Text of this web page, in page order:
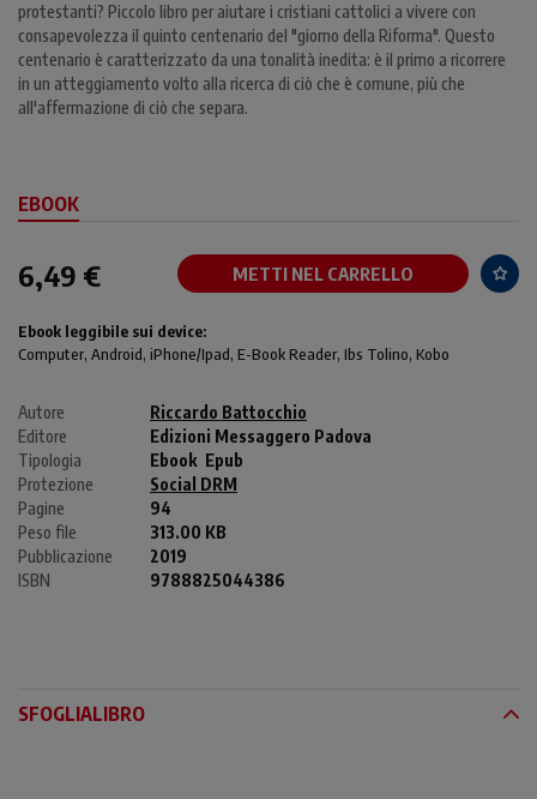
protestanti? Piccolo libro per aiutare i cristiani cattolici a vivere con
consapevolezza il quinto centenario del "giorno della Riforma". Questo
centenario è caratterizzato da una tonalità inedita: è il primo a ricorrere
in un atteggiamento volto alla ricerca di ciò che è comune, più che
all'affermazione di ciò che separa.
EBOOK
6,49 € METTI NEL CARRELLO
Ebook leggibile sui device:
Computer, Android, iPhone/Ipad, E-Book Reader, Ibs Tolino, Kobo
Autore
Riccardo Battocchio
Editore
Edizioni Messaggero Padova
Tipologia
Ebook Epub
Protezione
Social DRM
Pagine
94
Peso file
313.00 KB
Pubblicazione
2019
ISBN
9788825044386
SFOGLIALIBRO